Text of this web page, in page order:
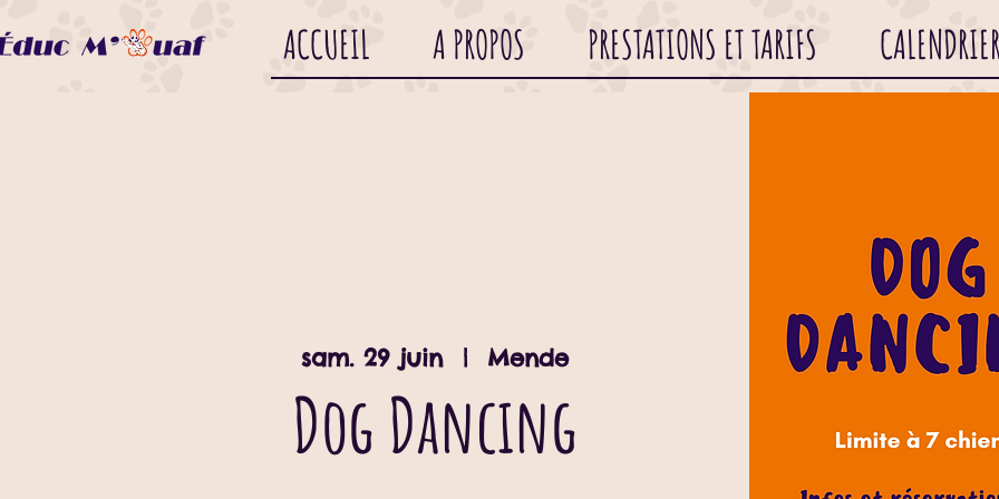
ACCUEIL A PROPOS PRESTATIONS ET TARIFS
sam. 29 juin
  |
Mende
Dog Dancing